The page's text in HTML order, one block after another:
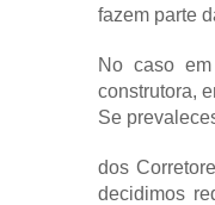
fazem parte
No caso
construtora,
Se
dos
decidimos